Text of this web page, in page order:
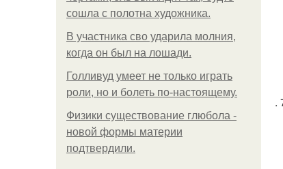
сошла с полотна художника.
В участника сво ударила молния,
когда он был на лошади.
Голливуд умеет не только играть
роли, но и болеть по-настоящему.
Физики существование глюбола -
новой формы материи
подтвердили.
.